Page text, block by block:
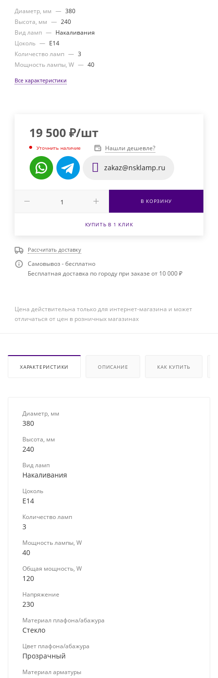
Диаметр, мм — 380
Высота, мм — 240
Вид ламп — Накаливания
Цоколь — E14
Количество ламп — 3
Мощность лампы, W — 40
Все характеристики
19 500 ₽/шт
Уточнить наличие Нашли дешевле?
zakaz@nsklamp.ru
В КОРЗИНУ
КУПИТЬ В 1 КЛИК
Рассчитать доставку
Самовывоз - бесплатно
Бесплатная доставка по городу при заказе от 10 000 ₽
Цена действительна только для интернет-магазина и может
отличаться от цен в розничных магазинах
ХАРАКТЕРИСТИКИ ОПИСАНИЕ КАК КУПИТЬ
Диаметр, мм
380
Высота, мм
240
Вид ламп
Накаливания
Цоколь
E14
Количество ламп
3
Мощность лампы, W
40
Общая мощность, W
120
Напряжение
230
Материал плафона/абажура
Стекло
Цвет плафона/абажура
Прозрачный
Материал арматуры